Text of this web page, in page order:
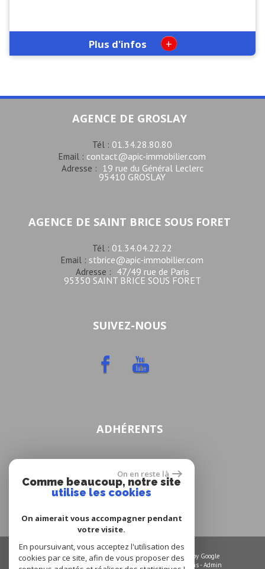
Plus d'infos +
AGENCE DE GROSLAY
Tél : 01.34.28.80.80
Email : contact@apic-immobilier.com
Adresse : 19 rue du Général Leclerc
95410 GROSLAY
AGENCE DE SAINT BRICE SOUS FORET
Tél : 01.34.04.22.22
Email : stbrice@apic-immobilier.com
Adresse : 47/49 rue de Paris
95350 SAINT BRICE SOUS FORET
SUIVEZ-NOUS
ADHÉRENTS
© 2026 | Tous droits réservés | Traduction powered by Google
Plan du site - Mentions légales Nos honoraires Liens-Admin
On en reste là
Comme beaucoup, notre site
utilise les cookies
On aimerait vous accompagner pendant
votre visite.
En poursuivant, vous acceptez l'utilisation des
cookies par ce site, afin de vous proposer des